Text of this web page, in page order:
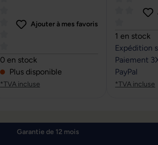
Note moyenne de 0 sur 5 étoiles
Ajouter à mes favoris
0 en stock
Plus disponible
*TVA incluse
Note
1 en stock
Expédition
Paiement
PayPal
*TVA incluse
Garantie de 12 mois